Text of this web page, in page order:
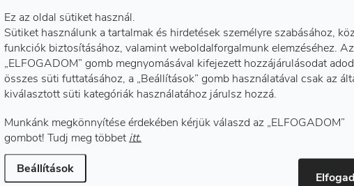
Ez az oldal sütiket használ.
Sütiket használunk a tartalmak és hirdetések személyre szabásához,
funkciók biztosításához, valamint weboldalforgalmunk elemzéséhez. Az
„ELFOGADOM” gomb megnyomásával kifejezett hozzájárulásodat
összes süti futtatásához, a „Beállítások” gomb használatával csak az
kiválasztott süti kategóriák használatához járulsz hozzá.
Munkánk megkönnyítése érdekében kérjük válaszd az „ELFOGADOM”
gombot! Tudj meg többetitt.
Beállítások
szakmai tanácsokkal